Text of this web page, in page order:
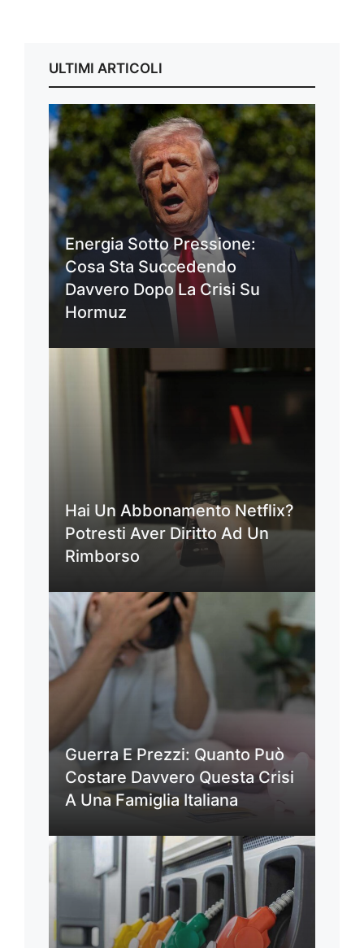
ULTIMI ARTICOLI
Energia Sotto Pressione:
Cosa Sta Succedendo
Davvero Dopo La Crisi Su
Hormuz
Hai Un Abbonamento Netflix?
Potresti Aver Diritto Ad Un
Rimborso
Guerra E Prezzi: Quanto Può
Costare Davvero Questa Crisi
A Una Famiglia Italiana